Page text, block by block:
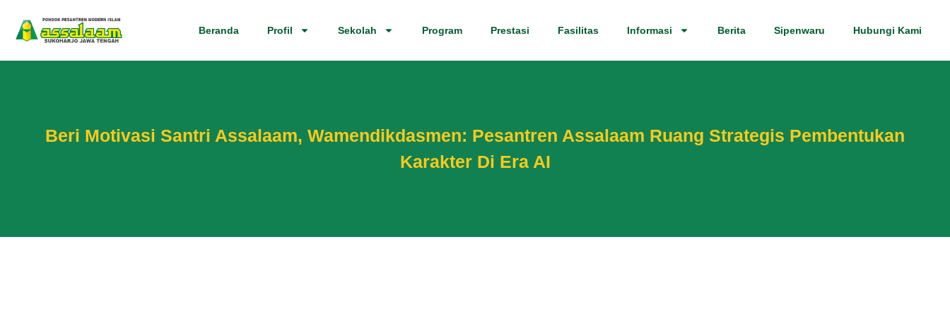
Beranda Profil Sekolah Program Prestasi Fasilitas Informasi Berita Sipenwaru Hubungi Kami
Beri Motivasi Santri Assalaam, Wamendikdasmen: Pesantren Assalaam Ruang Strategis Pembentukan
Karakter Di Era AI